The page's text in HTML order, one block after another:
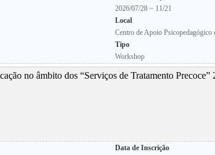
2026/07/28 ~ 11/21
Local
Centro de Apoio
Tipo
Workshop
no âmbito dos “Serviços de Tratamento
Data de Inscrição